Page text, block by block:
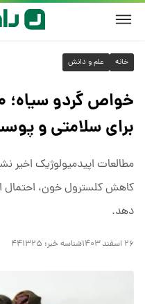
خانه علم و دانش
برای سلامتی و
مطالعات اپیدمیولوژیک اخیر
کاهش کلسترول خون، احتمال
دهد.
۲۶ اسفند ۱۴۰۳ شناسه خبر: ۴۴۱۳۲۵